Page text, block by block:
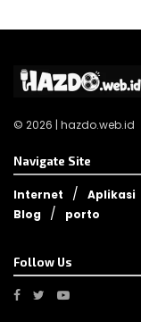
© 2026 | hazdo.web.id
Navigate Site
Internet Aplikasi
Blog
porto
Follow Us